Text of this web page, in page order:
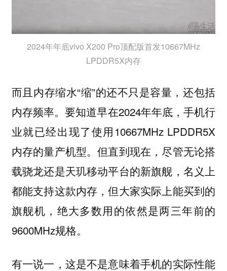
2024年年底vivo X200 Pro顶配版首发10667MHz
LPDDR5X内存
而且内存缩水“缩”的还不只是容量，还包括
内存频率。要知道早在2024年年底，手机行
业就已经出现了使用10667MHz LPDDR5X
内存的量产机型。但直到现在，尽管无论搭
载骁龙还是天玑移动平台的新旗舰，名义上
都能支持这款内存，但大家实际上能买到的
旗舰机，绝大多数用的依然是两三年前的
9600MHz规格。
有一说一，这是不是意味着手机的实际性能